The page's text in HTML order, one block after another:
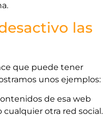
las
que puede tener
unos ejemplos:
de esa web
cualquier otra red social.